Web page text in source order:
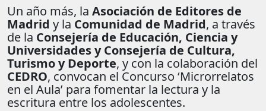
Un año más, la Asociación de Editores de
Madrid y la Comunidad de Madrid, a través
de la Consejería de Educación, Ciencia y
Universidades y Consejería de Cultura,
Turismo y Deporte, y con la colaboración del
CEDRO, convocan el Concurso ‘Microrrelatos
en el Aula’ para fomentar la lectura y la
escritura entre los adolescentes.